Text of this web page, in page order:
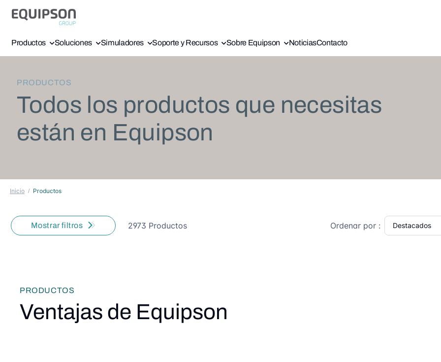
Productos Soluciones Simuladores Soporte y Recursos Sobre Equipson NoticiasContacto
PRODUCTOS
Todos los productos que necesitas
están en Equipson
Inicio Productos
Mostrar filtros 2973 Productos Ordenar por :
PRODUCTOS
Ventajas de Equipson